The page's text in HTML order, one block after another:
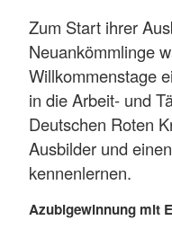
Zum Start ihrer
Neuankömmlinge
Willkommenstage
in die Arbeit- und
Deutschen Roten
Ausbilder und
kennenlernen.
Azubigewinnung mit